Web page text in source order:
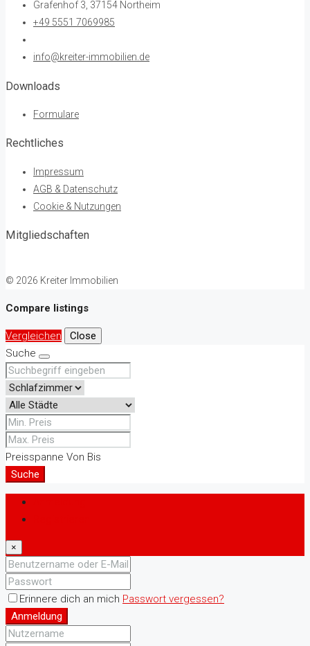
Grafenhof 3, 37154 Northeim
+49 5551 7069985
info@kreiter-immobilien.de
Downloads
Formulare
Rechtliches
Impressum
AGB & Datenschutz
Cookie & Nutzungen
Mitgliedschaften
© 2026 Kreiter Immobilien
Compare listings
Vergleichen
Close
Suche
Preisspanne Von Bis
Suche
×
Erinnere dich an mich Passwort vergessen?
Anmeldung